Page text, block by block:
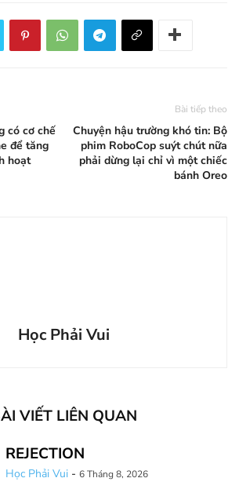
có cơ chế
để tăng
hoạt
Bài tiếp theo
Chuyện hậu trường khó tin: Bộ
phim RoboCop suýt chút nữa
phải dừng lại chỉ vì một chiếc
bánh Oreo
Học Phải Vui
VIẾT LIÊN QUAN
REJECTION
Học Phải Vui - 6 Tháng 8, 2026